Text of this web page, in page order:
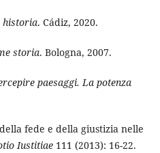
historia. Cádiz, 2020.
storia. Bologna, 2007.
paesaggi. La potenza
fede e della giustizia nelle
Iustitiae111 (2013): 16-22.